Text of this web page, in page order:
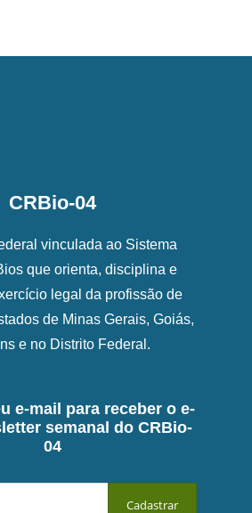
CRBio-04
vinculada ao Sistema
que orienta, disciplina e
legal da profissão de
de Minas Gerais, Goiás,
e no Distrito Federal.
e-mail para receber o e-
semanal do CRBio-
04